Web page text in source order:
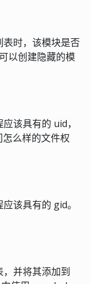
时，该模块是否
以创建隐藏的模
该具有的 uid，
么样的文件权
该具有的 gid。
并将其添加到